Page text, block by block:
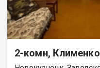
стать владельцем уютной
Звоните прямо сейчас,
договориться о
номер объявления - 540727
2-комн,